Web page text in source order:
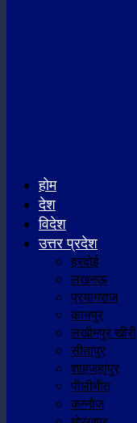
होम
देश
विदेश
उत्तर प्रदेश
हरदोई
लखनऊ
प्रयागराज
कानपुर
लखीमपुर खीरी
सीतापुर
शाहजहांपुर
पीलीभीत
कन्नौज